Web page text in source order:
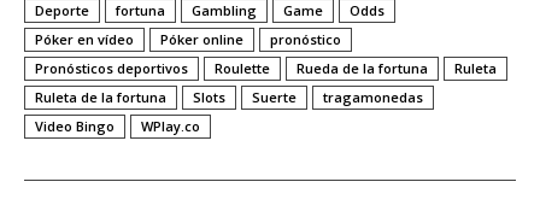
Deporte
fortuna Gambling Game
Odds
Póker en vídeo
Póker online
pronóstico
Pronósticos deportivos
Roulette Rueda de la fortuna
Ruleta
Ruleta de la fortuna
Slots Suerte
tragamonedas
Video Bingo
WPlay.co